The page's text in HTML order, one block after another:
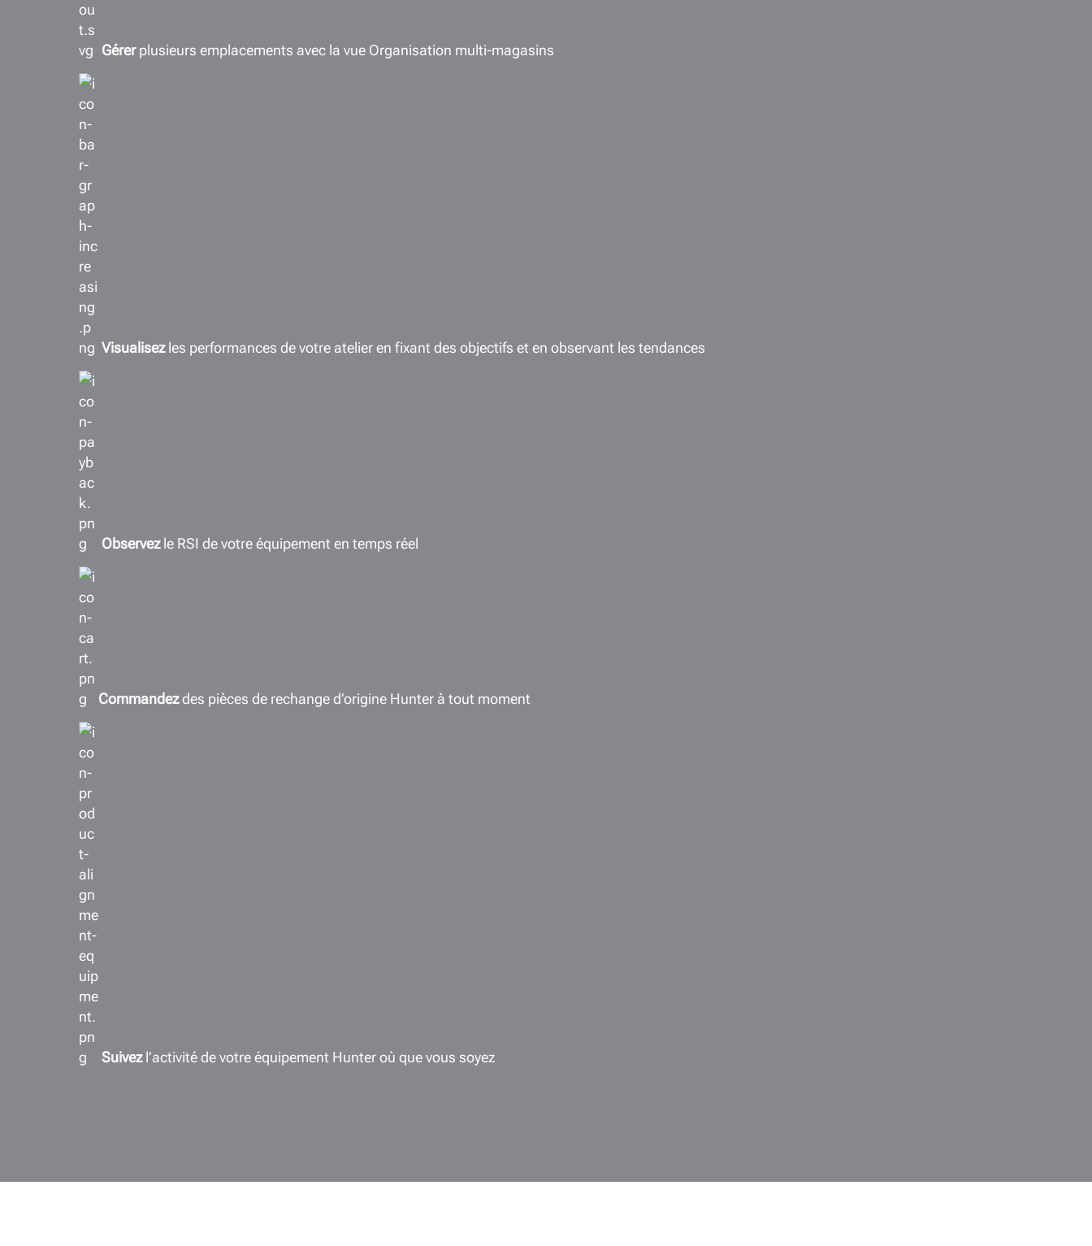
Gérerplusieurs emplacements avec la vue Organisation multi-magasins
Visualisezles performances de votre atelier en fixant des objectifs et en observant les tendances
Observezle RSI de votre équipement en temps réel
Commandezdes pièces de rechange d’origine Hunter à tout moment
Suivezl’activité de votre équipement Hunter où que vous soyez